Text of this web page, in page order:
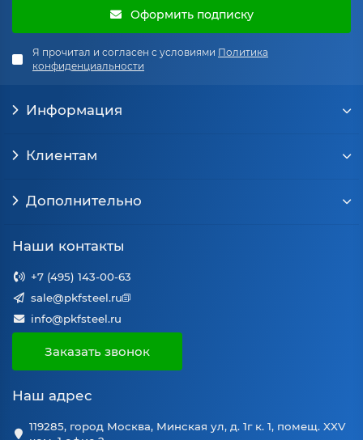
Оформить подписку
Я прочитал и согласен с условиями Политика
конфиденциальности
Информация
Клиентам
Дополнительно
Наши контакты
+7 (495) 143-00-63
sale@pkfsteel.ru
info@pkfsteel.ru
Заказать звонок
Наш адрес
119285, город Москва, Минская ул, д. 1г к. 1, помещ. XXV